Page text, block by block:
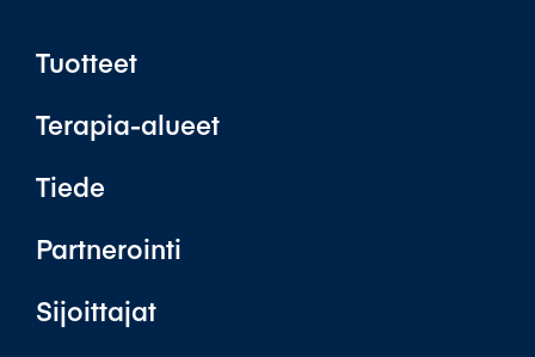
määrään siinä vaiheessa, kun osake
myydään.
Orionin osakkeenomistajia kehotetaan
tutustumaan verohallinnon ohjeisiin sekä
tarvittaessa olemaan suoraan yhteydessä
lähimpään verotoimistoon.
Linkit verohallinnon ohjeisiin:
Pääomanpalautuksen vaikutus osakkeen
hankintamenoon
Tuotteet
Terapia-alueet
Tiede
Partnerointi
Sijoittajat